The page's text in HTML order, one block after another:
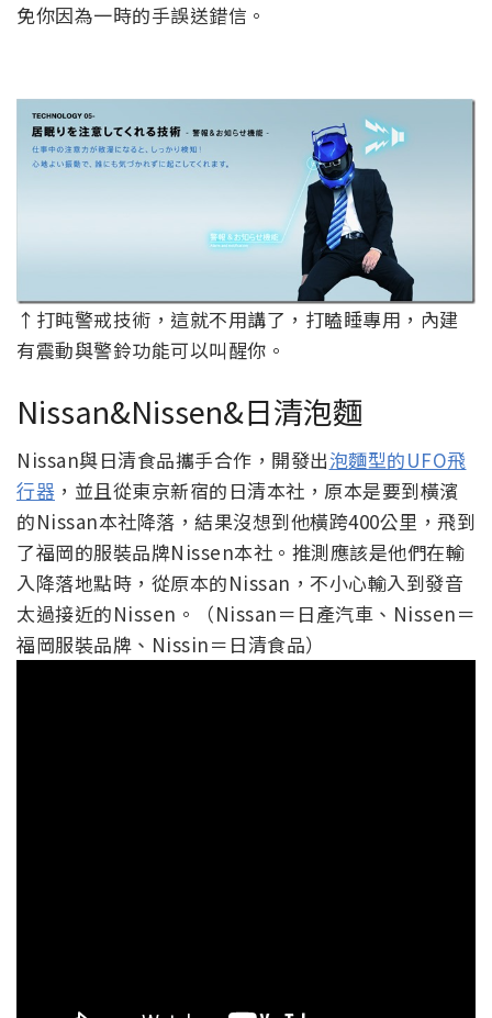
免你因為一時的手誤送錯信。
↑打盹警戒技術，這就不用講了，打瞌睡專用，內建
有震動與警鈴功能可以叫醒你。
Nissan&Nissen&日清泡麵
Nissan與日清食品攜手合作，開發出泡麵型的UFO飛
行器 ，並且從東京新宿的日清本社，原本是要到橫濱
的Nissan本社降落，結果沒想到他橫跨400公里，飛到
了福岡的服裝品牌Nissen本社。推測應該是他們在輸
入降落地點時，從原本的Nissan，不小心輸入到發音
太過接近的Nissen。（Nissan＝日產汽車、Nissen＝
福岡服裝品牌、Nissin＝日清食品）